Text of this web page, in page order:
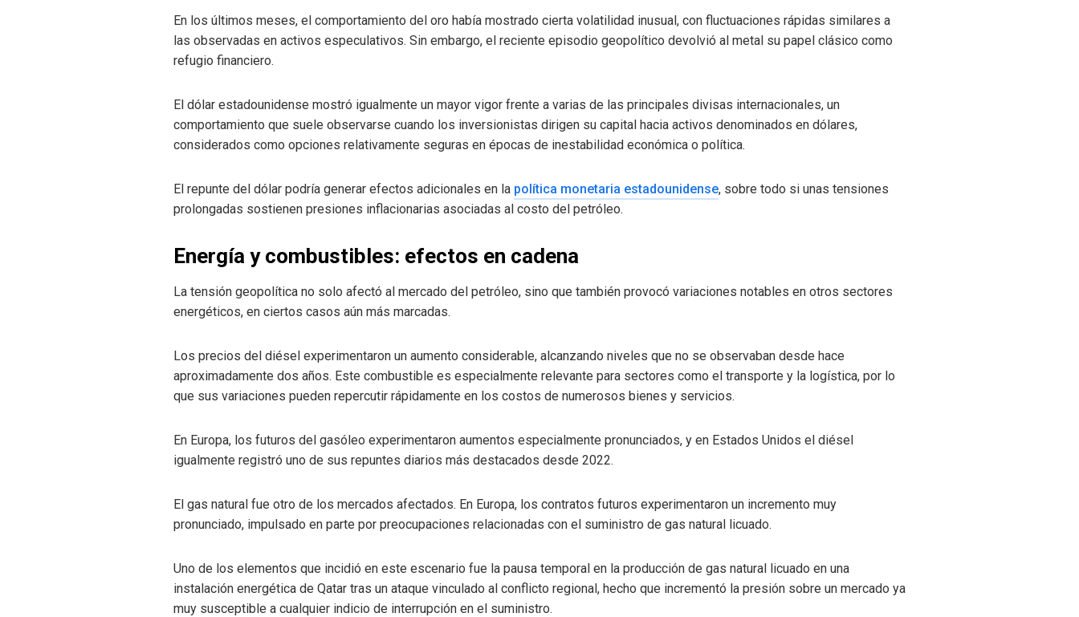
En los últimos meses, el comportamiento del oro había mostrado cierta volatilidad inusual, con fluctuaciones rápidas similares a
las observadas en activos especulativos. Sin embargo, el reciente episodio geopolítico devolvió al metal su papel clásico como
refugio financiero.
El dólar estadounidense mostró igualmente un mayor vigor frente a varias de las principales divisas internacionales, un
comportamiento que suele observarse cuando los inversionistas dirigen su capital hacia activos denominados en dólares,
considerados como opciones relativamente seguras en épocas de inestabilidad económica o política.
El repunte del dólar podría generar efectos adicionales en la política monetaria estadounidense, sobre todo si unas tensiones
prolongadas sostienen presiones inflacionarias asociadas al costo del petróleo.
Energía y combustibles: efectos en cadena
La tensión geopolítica no solo afectó al mercado del petróleo, sino que también provocó variaciones notables en otros sectores
energéticos, en ciertos casos aún más marcadas.
Los precios del diésel experimentaron un aumento considerable, alcanzando niveles que no se observaban desde hace
aproximadamente dos años. Este combustible es especialmente relevante para sectores como el transporte y la logística, por lo
que sus variaciones pueden repercutir rápidamente en los costos de numerosos bienes y servicios.
En Europa, los futuros del gasóleo experimentaron aumentos especialmente pronunciados, y en Estados Unidos el diésel
igualmente registró uno de sus repuntes diarios más destacados desde 2022.
El gas natural fue otro de los mercados afectados. En Europa, los contratos futuros experimentaron un incremento muy
pronunciado, impulsado en parte por preocupaciones relacionadas con el suministro de gas natural licuado.
Uno de los elementos que incidió en este escenario fue la pausa temporal en la producción de gas natural licuado en una
instalación energética de Qatar tras un ataque vinculado al conflicto regional, hecho que incrementó la presión sobre un mercado ya
muy susceptible a cualquier indicio de interrupción en el suministro.